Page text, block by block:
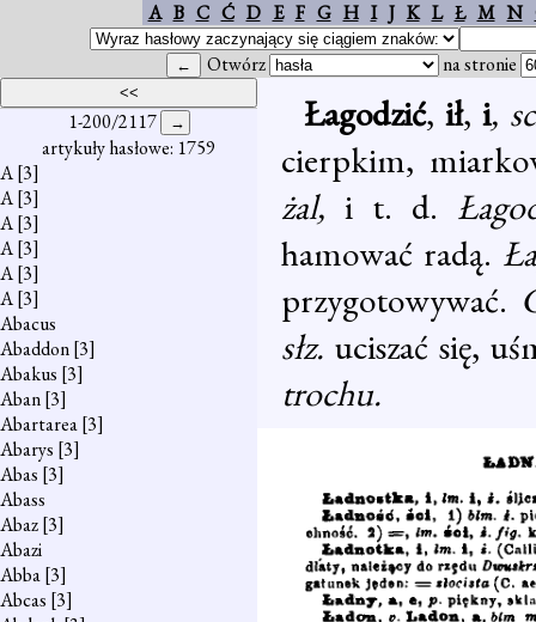
A B C Ć D E F G H I J K L Ł M N
Otwórz na stronie
1-200/2117
artykuły hasłowe: 1759
A[3]
A[3]
A[3]
A[3]
A[3]
A[3]
Abacus
Abaddon[3]
Abakus [3]
Aban[3]
Abartarea[3]
Abarys [3]
Abas [3]
Abass
Abaz[3]
Abazi
Abba[3]
Abcas [3]
Łagodzić, ił, i,
cierpkim,
żal, i t. d.
hamować radą.
przygotowywać.
słz. uciszać się,
trochu.